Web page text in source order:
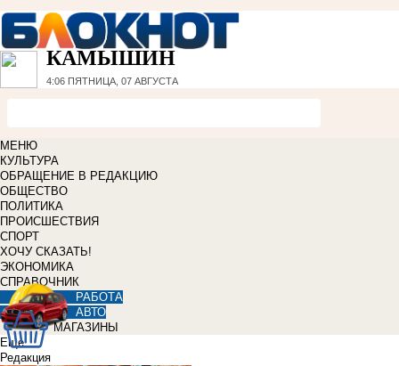
КАМЫШИН
4:06 ПЯТНИЦА, 07 АВГУСТА
МЕНЮ
КУЛЬТУРА
ОБРАЩЕНИЕ В РЕДАКЦИЮ
ОБЩЕСТВО
ПОЛИТИКА
ПРОИСШЕСТВИЯ
СПОРТ
ХОЧУ СКАЗАТЬ!
ЭКОНОМИКА
СПРАВОЧНИК
РАБОТА
АВТО
МАГАЗИНЫ
Еще
Редакция